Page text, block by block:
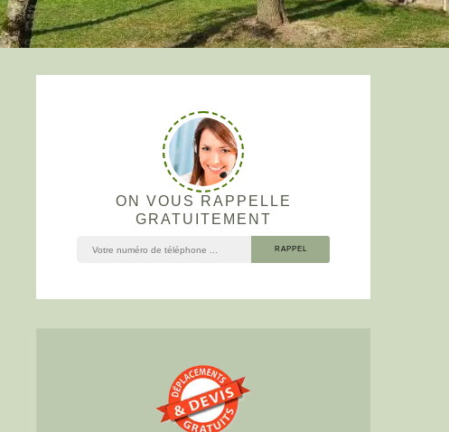
ON VOUS RAPPELLE
GRATUITEMENT